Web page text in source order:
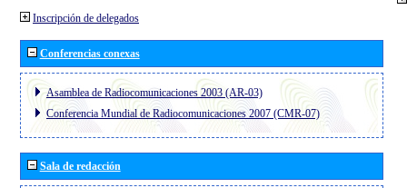
Inscripción de delegados
Conferencias conexas
Asamblea de Radiocomunicaciones 2003 (AR-03)
Conferencia Mundial de Radiocomunicaciones 2007 (CMR-07)
Sala de redacción